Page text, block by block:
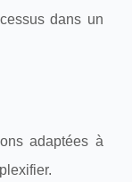
dans un
adaptées à